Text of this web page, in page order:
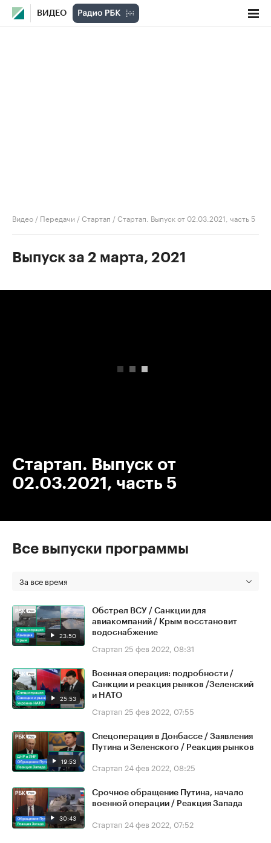
ВИДЕО
Видео / Передачи /Стартап /Стартап. Выпуск от 02.03.2021, часть 5
Выпуск за 2 марта, 2021
Стартап. Выпуск от
02.03.2021, часть 5
Все выпуски программы
За все время
23:50
Обстрел ВСУ / Санкции для
авиакомпаний / Крым восстановит
водоснабжение
Стартап 25 фев 2022, 08:31
25:53
Военная операция: подробности /
Санкции и реакция рынков /Зеленский
и НАТО
Стартап 25 фев 2022, 07:55
19:53
Спецоперация в Донбассе / Заявления
Путина и Зеленского / Реакция рынков
Стартап 24 фев 2022, 08:25
30:43
Срочное обращение Путина, начало
военной операции / Реакция Запада
Стартап 24 фев 2022, 07:52